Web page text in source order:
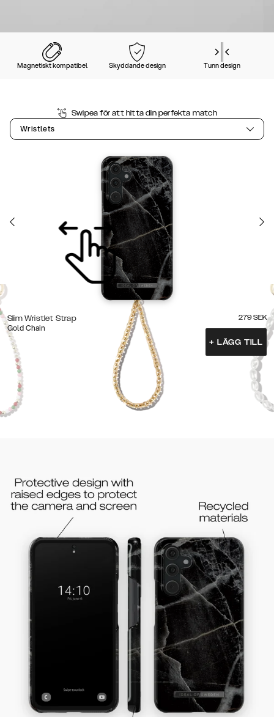
Magnetiskt kompatibel Skyddande design Tunn design
Swipea för att hitta din perfekta match
Wristlets
Slim Wristlet Strap
Gold Chain
279 SEK
+ LÄGG TILL